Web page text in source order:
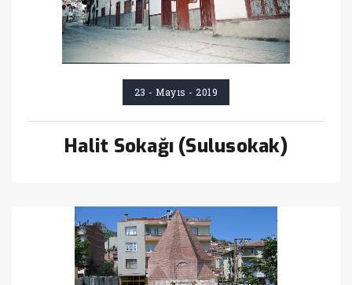
23 - Mayıs - 2019
Halit Sokağı (Sulusokak)